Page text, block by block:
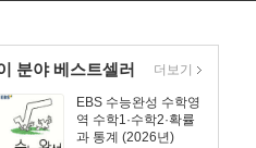
분야 베스트셀러
EBS 수능완성 수학영
역 수학1·수학2·확률
과 통계 (2026년)
더보기